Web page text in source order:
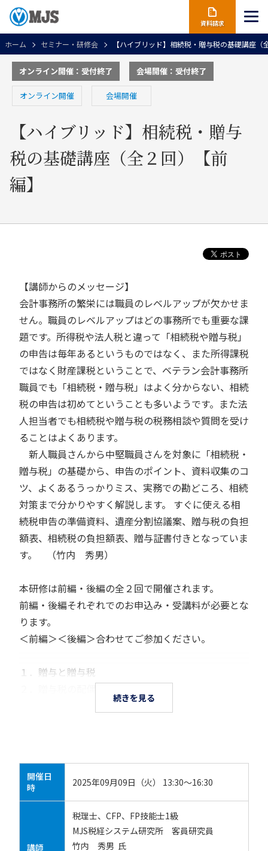
資料請求
ホーム セミナー・研修会 【ハイブリッド】相続税・贈与税の基礎講座（
オンライン開催：受付終了 会場開催：受付終了
オンライン開催 会場開催
【ハイブリッド】相続税・贈与
税の基礎講座（全２回）【前
編】
【講師からのメッセージ】
会計事務所の繁栄には職員のレベルアップが欠かせま
せん。職員のレベルアップはどの事務所でも重要な課
題です。所得税や法人税と違って「相続税や贈与税」
の申告は毎年あるというものではなく、また所得課税
ではなく財産課税ということで、ベテラン会計事務所
職員でも「相続税・贈与税」はよく分からない、相続
税の申告は初めてということも多いようです。また法
人担当者でも相続税や贈与税の税務相談や質問を受け
ることはよくあります。
新人職員さんから中堅職員さんを対象に「相続税・
贈与税」の基礎から、申告のポイント、資料収集のコ
ツ、よくあるうっかりミス、実務での勘どころ、相続
対策まで分かりやすく解説します。 すぐに使える相
続税申告の準備資料、遺産分割協議案、贈与税の負担
額表、相続税の負担額表、贈与証書付きとなっていま
す。 （竹内 秀男）
本研修は前編・後編の全２回で開催されます。
前編・後編それぞれでのお申込み・受講料が必要とな
ります。
＜前編＞＜後編＞合わせてご参加ください。
１．贈与と贈与税
続きを見る
開催日
時
2025年09月09日（火） 13:30～16:30
講師
税理士、CFP、FP技能士1級
MJS税経システム研究所 客員研究員
竹内 秀男 氏